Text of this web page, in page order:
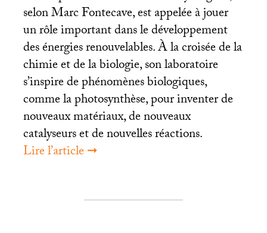
selon Marc Fontecave, est appelée à jouer
un rôle important dans le développement
des énergies renouvelables. À la croisée de la
chimie et de la biologie, son laboratoire
s’inspire de phénomènes biologiques,
comme la photosynthèse, pour inventer de
nouveaux matériaux, de nouveaux
catalyseurs et de nouvelles réactions.
Lire l’article ➞